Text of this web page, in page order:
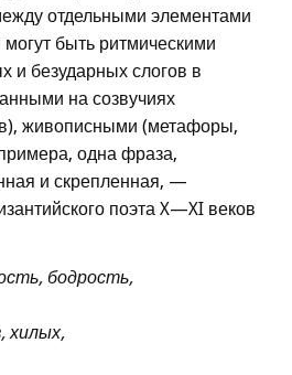
отдельными элементами
быть ритмическими
и безударных слогов в
на созвучиях
живописными (метафоры,
одна фраза,
и скрепленная, —
поэта X—XI веков
бодрость,
хилых,